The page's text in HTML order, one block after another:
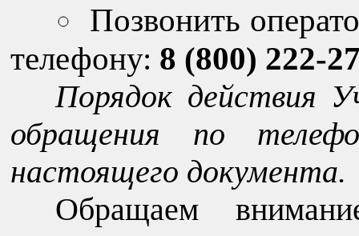
Позвонить
телефону: 8 (800) 222-
Порядок действия
обращения по
настоящего документа.
Обращаем